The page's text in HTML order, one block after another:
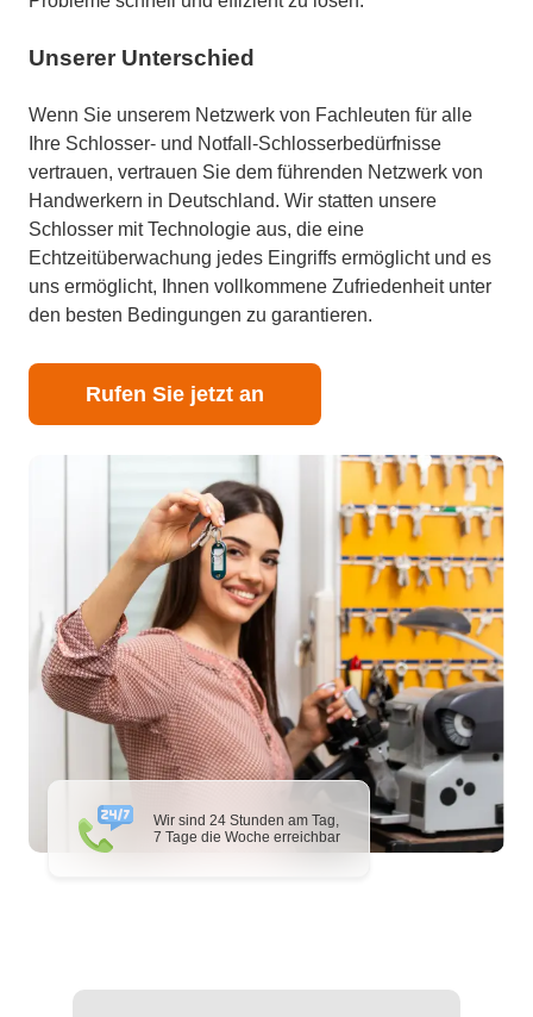
Wir sind 24 Stunden am Tag,
7 Tage die Woche erreichbar
Unserer Unterschied
Wenn Sie unserem Netzwerk von Fachleuten für alle
Ihre Schlosser- und Notfall-Schlosserbedürfnisse
vertrauen, vertrauen Sie dem führenden Netzwerk von
Handwerkern in Deutschland. Wir statten unsere
Schlosser mit Technologie aus, die eine
Echtzeitüberwachung jedes Eingriffs ermöglicht und es
uns ermöglicht, Ihnen vollkommene Zufriedenheit unter
den besten Bedingungen zu garantieren.
Rufen Sie jetzt an